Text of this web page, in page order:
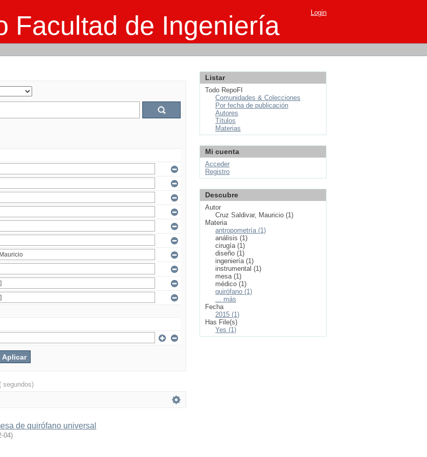
Facultad de Ingeniería Login
( segundos)
de quirófano universal
04)
Listar
Todo RepoFI
Comunidades & Colecciones
Por fecha de publicación
Autores
Títulos
Materias
Mi cuenta
Acceder
Registro
Descubre
Autor
Cruz Saldivar, Mauricio (1)
Materia
antropometría (1)
análisis (1)
cirugía (1)
diseño (1)
ingeniería (1)
instrumental (1)
mesa (1)
médico (1)
quirófano (1)
... más
Fecha
2015 (1)
Has File(s)
Yes (1)